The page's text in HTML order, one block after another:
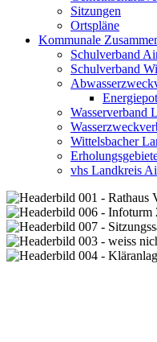
Sitzungen
Ortspläne
Kommunale
Schulverband
Schulverband
Wasserverband
Wittelsbacher
vhs Landkreis